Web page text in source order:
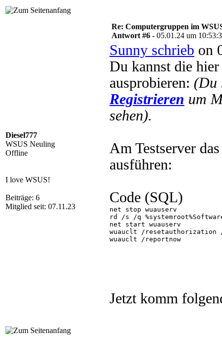
Diesel777
WSUS Neuling
Offline
I love WSUS!
Beiträge: 6
Mitglied seit: 07.11.23
Re: Computergruppen im
Antwort #6 - 05.01.24 um
Sunny schrieb on
Du kannst die
ausprobieren: (Du
Registrieren um
sehen).
Am Testserver
ausführen:
Code (SQL)
net stop wuauserv
rd /s /q
net start wuauserv
wuauclt /resetauthorization /
wuauclt /reportnow
Jetzt komm